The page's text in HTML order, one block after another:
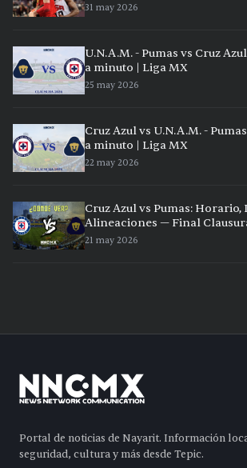
31 may 2026
U.N.A.M. - Pumas vs Cruz
a minuto | Liga MX
25 may 2026
Cruz Azul vs U.N.A.M. -
a minuto | Liga MX
22 may 2026
Cruz Azul vs Pumas: Horario,
Alineaciones — Final
21 may 2026
Portal de noticias de Nayarit. Información
seguridad, cultura y más desde Tepic.